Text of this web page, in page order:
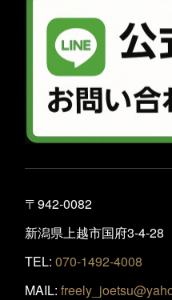
〒942-0082
新潟県上越市国府3-4-
TEL: 070-1492-4008
MAIL: